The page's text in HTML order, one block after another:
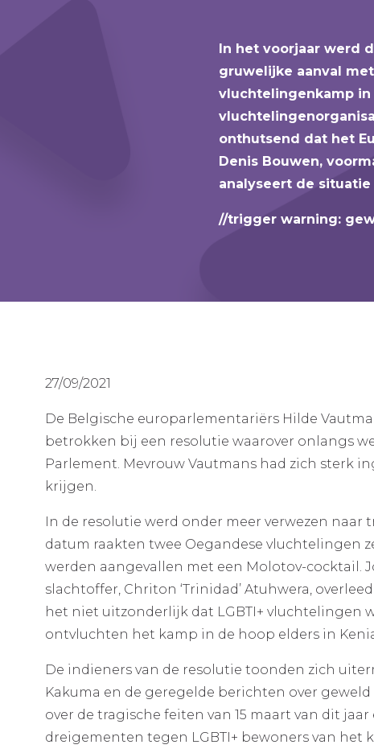
In het voorjaar werd
gruwelijke aanval
vluchtelingenkamp in
onthutsend dat het
Denis Bouwen,
analyseert de
//trigger warning:
27/09/2021
De Belgische europarlementariërs Hilde
betrokken bij een resolutie waarover onlangs
Parlement. Mevrouw Vautmans had zich sterk
krijgen.
In de resolutie werd onder meer verwezen naar
datum raakten twee Oegandese vluchtelingen
werden aangevallen met een Molotov-cocktail.
slachtoffer, Chriton ‘Trinidad’ Atuhwera,
het niet uitzonderlijk dat LGBTI+ vluchtelingen
ontvluchten het kamp in de hoop elders in
De indieners van de resolutie toonden zich
Kakuma en de geregelde berichten over
over de tragische feiten van 15 maart van dit
dreigementen tegen LGBTI+ bewoners van het